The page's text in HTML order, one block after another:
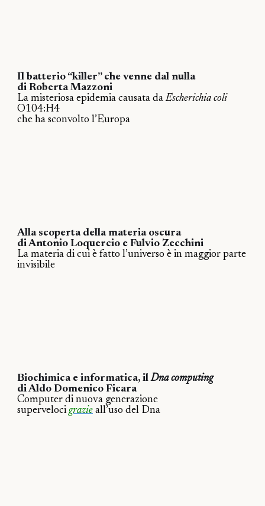
Il batterio “killer” che venne dal nulla
di Roberta Mazzoni
La misteriosa epidemia causata daEscherichia coli
O104:H4
che ha sconvolto l’Europa
Alla scoperta della materia oscura
di Antonio Loquercio e Fulvio Zecchini
La materia di cui è fatto l’universo è in maggior parte
invisibile
Biochimica e informatica, ilDna computing
di Aldo Domenico Ficara
Computer di nuova generazione
superveloci grazie all’uso del Dna